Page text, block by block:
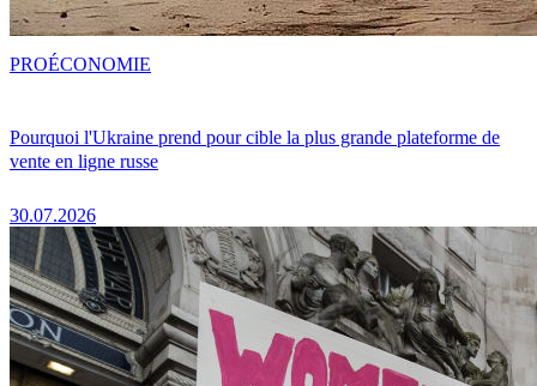
Pourquoi l'Ukraine prend pour cible la plus grande plateforme de
vente en ligne russe
30.07.2026
PROÉCONOMIE